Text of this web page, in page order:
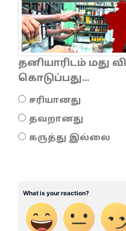
தனியாரிடம் மது
கொடுப்பது...
சரியானது
தவறானது
கருத்து இல்லை